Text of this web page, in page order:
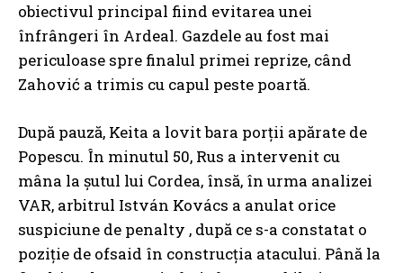
obiectivul principal fiind evitarea unei
înfrângeri în Ardeal. Gazdele au fost mai
periculoase spre finalul primei reprize, când
Zahović a trimis cu capul peste poartă.
După pauză, Keita a lovit bara porții apărate de
Popescu. În minutul 50, Rus a intervenit cu
mâna la șutul lui Cordea, însă, în urma analizei
VAR, arbitrul István Kovács a anulat orice
suspiciune de penalty , după ce s-a constatat o
poziție de ofsaid în construcția atacului. Până la